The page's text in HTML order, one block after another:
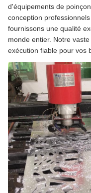
d'équipements de
conception
fournissons une qualité
monde entier. Notre
exécution fiable pour vos